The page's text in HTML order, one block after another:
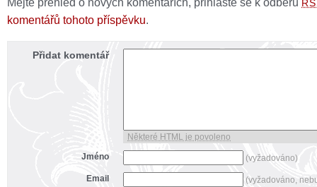
komentářů tohoto příspěvku.
Přidat komentář
Některé HTML je povoleno
Jméno
(vyžadováno)
Email
(vyžadováno,